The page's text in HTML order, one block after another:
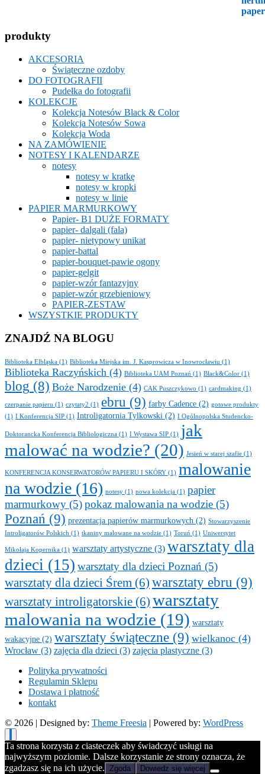
produkty
AKCESORIA
Świąteczne ozdoby
DO FOTOGRAFII
Pudełka do fotografii
KOLEKCJE
Kolekcja Notesów Black & Color
Kolekcja Notesów Sowa
Kolekcja Woda
NA ZAMÓWIENIE
NOTESY I KALENDARZE
notesy
notesy w kratkę
notesy w kropki
notesy w linie
PAPIER MARMURKOWY
Papier- B1 DUŻE FORMATY
papier- dalgali (fala)
papier- nietypowy unikat
papier-battal
papier-bouquet-pawie ogony
papier-gelgit
papier-wzór fantazyjny
papier-wzór grzebieniowy
PAPIER-ZESTAW
WSZYSTKIE PRODUKTY
ZNAJDŹ NA BLOGU
Biblioteka Elbląska (1) Biblioteka Miejska im. J. Kasprowicza w Inowrocławiu (1)
Biblioteka Raczyńskich (4) Biblioteka UAM Poznań (1) Black&Color (1)
blog (8) Boże Narodzenie (4) CAK Puszczykowo (1) cardmaking (1)
czerpanie papieru (1) czytaty2 (1) ebru (9) farby Cadence (2) gotowe produkty
(1) I Konferencja SIP (1) Introligatornia Tylkowski (2) I Ogólnopolska Studencko-
Doktorancka Konferencja Bibliologiczna (1) I Wystawa SIP (1) jak
malować na wodzie? (20) Jesień w starej szafie (1)
KONFERENCJA KONSERWATORÓW PAPIERU I SKÓRY (1) malowanie
na wodzie (16) notesy (1) nowa kolekcja (1) papier
marmurkowy (5)pokaz malowania na wodzie (5)
Poznań (9) prezentacja papierów marmurkowych (2) Stowarzyszenie
Introligatorów Polskich (1) tkaniny malowane na wodzie (1) Toruń (1) Uniwersytet
Mikołaja Kopernika (1) warsztaty artystyczne (3) warsztaty dla
dzieci (15) warsztaty dla dzieci Poznań (5)
warsztaty dla dzieci Śrem (6) warsztaty ebru (9)
warsztaty introligatorskie (6) warsztaty
malowania na wodzie (19) warsztaty
wakacyjne (2) warsztaty świąteczne (9) wielkanoc (4)
Wrocław (3) zajęcia dla dzieci (3) zajęcia plastyczne (3)
Polityka prywatności
Regulamin Sklepu
Dostawa i płatność
kontakt
© 2026
| Designed by: Theme Freesia | Powered by: WordPress
Ta strona korzysta z ciasteczek aby świadczyć usługi na
najwyższym poziomie. Dalsze korzystanie ze strony oznacza, że
zgadzasz się na ich użycie. Zgoda Dowiedz się więcej